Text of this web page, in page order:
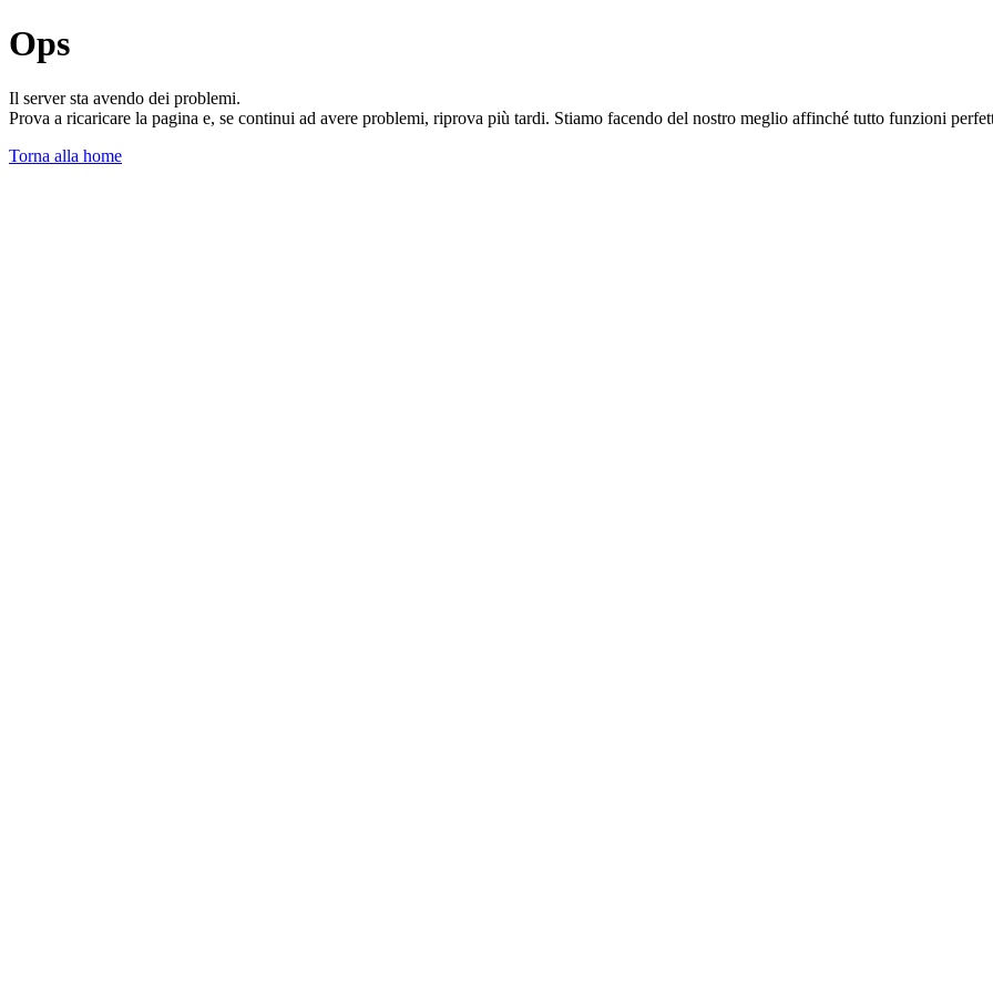
Ops
Il server sta avendo dei problemi.
Prova a ricaricare la pagina e, se continui ad avere problemi, riprova più tardi. Stiamo facendo del nostro meglio affinché tutto funzioni
Torna alla home